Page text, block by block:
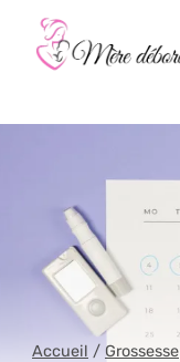
contenu
Accueil / Grossesse